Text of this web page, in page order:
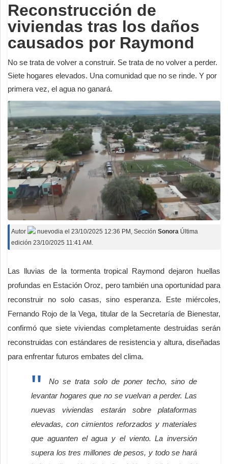
Reconstrucción de
viviendas tras los daños
causados por Raymond
No se trata de volver a construir. Se trata de no volver a perder.
Siete hogares elevados. Una comunidad que no se rinde. Y por
primera vez, el agua no ganará.
Autor nuevodia el 23/10/2025 12:36 PM , Sección Sonora Última
edición 23/10/2025 11:41 AM.
Las lluvias de la tormenta tropical Raymond dejaron huellas
profundas en Estación Oroz, pero también una oportunidad para
reconstruir no solo casas, sino esperanza. Este miércoles,
Fernando Rojo de la Vega, titular de la Secretaría de Bienestar,
confirmó que siete viviendas completamente destruidas serán
reconstruidas con estándares de resistencia y altura, diseñadas
para enfrentar futuros embates del clima.
No se trata solo de poner techo, sino de
levantar hogares que no se vuelvan a perder. Las
nuevas viviendas estarán sobre plataformas
elevadas, con cimientos reforzados y materiales
que aguanten el agua y el viento. La inversión
supera los tres millones de pesos, y todo se hará